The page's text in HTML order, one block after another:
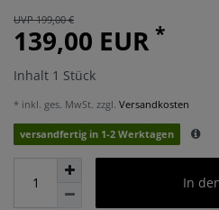
UVP 199,00 €
139,00 EUR *
Inhalt 1 Stück
* inkl. ges. MwSt. zzgl. Versandkosten
versandfertig in 1-2 Werktagen
In